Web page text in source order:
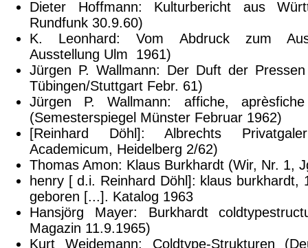
Dieter Hoffmann: Kulturbericht aus
Rundfunk 30.9.60)
K. Leonhard: Vom Abdruck zum
Ausstellung Ulm 1961)
Jürgen P. Wallmann: Der Duft der
Tübingen/Stuttgart Febr. 61)
Jürgen P. Wallmann: affiche,
(Semesterspiegel Münster Februar 1962)
[Reinhard Döhl]: Albrechts
Academicum, Heidelberg 2/62)
Thomas Amon: Klaus Burkhardt (Wir, Nr. 1,
henry [ d.i. Reinhard Döhl]: klaus burkhardt,
geboren [...]. Katalog 1963
Hansjörg Mayer: Burkhardt
Magazin 11.9.1965)
Kurt Weidemann: Coldtype-Strukturen